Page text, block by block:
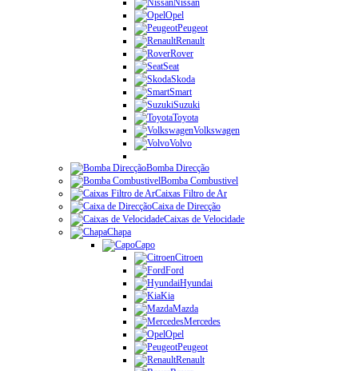
Nissan
Opel
Peugeot
Renault
Rover
Seat
Skoda
Smart
Suzuki
Toyota
Volkswagen
Volvo
Bomba Direcção
Bomba Combustivel
Caixas Filtro de Ar
Caixa de Direcção
Caixas de Velocidade
Chapa
Capo
Citroen
Ford
Hyundai
Kia
Mazda
Mercedes
Opel
Peugeot
Renault